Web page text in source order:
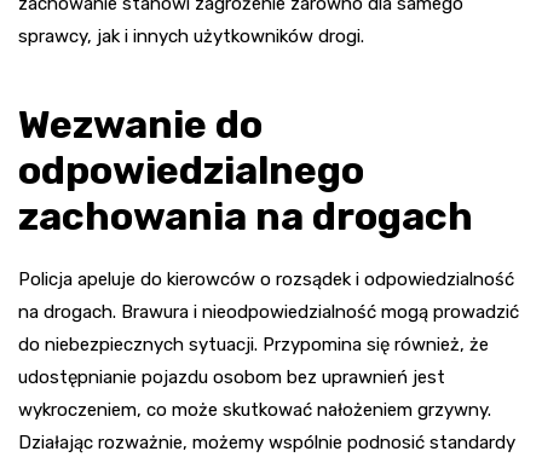
sprawcy, jak i innych użytkowników drogi.
Wezwanie do
odpowiedzialnego
zachowania na drogach
Policja apeluje do kierowców o rozsądek i odpowiedzialność
na drogach. Brawura i nieodpowiedzialność mogą prowadzić
do niebezpiecznych sytuacji. Przypomina się również, że
udostępnianie pojazdu osobom bez uprawnień jest
wykroczeniem, co może skutkować nałożeniem grzywny.
Działając rozważnie, możemy wspólnie podnosić standardy